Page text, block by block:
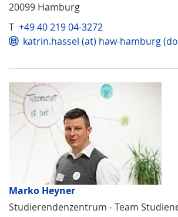
20099 Hamburg
T +49 40 219 04-3272
katrin.hassel (at) haw-hamburg
Marko Heyner
Studierendenzentrum - Team